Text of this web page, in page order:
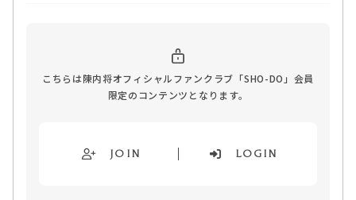
こちらは陳内将オフィシャルファンクラブ「SHO-DO」会員
限定のコンテンツとなります。
JOIN LOGIN